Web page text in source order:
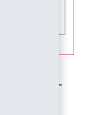
アプリケ